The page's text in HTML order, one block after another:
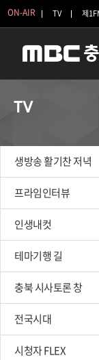
ON-AIR TV 제
TV
생방송 활기찬 저녁
프라임인터뷰
인생내컷
테마기행 길
충북 시사토론 창
전국시대
시청자 FLEX